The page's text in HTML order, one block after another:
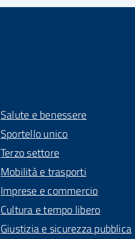
Salute e benessere
Sportello unico
Terzo settore
Mobilità e trasporti
Imprese e commercio
Cultura e tempo libero
Giustizia e sicurezza pubblica